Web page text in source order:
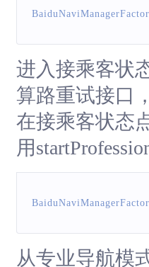
进入接乘客状
算路重试接口
在接乘客状态
用
从专业导航模